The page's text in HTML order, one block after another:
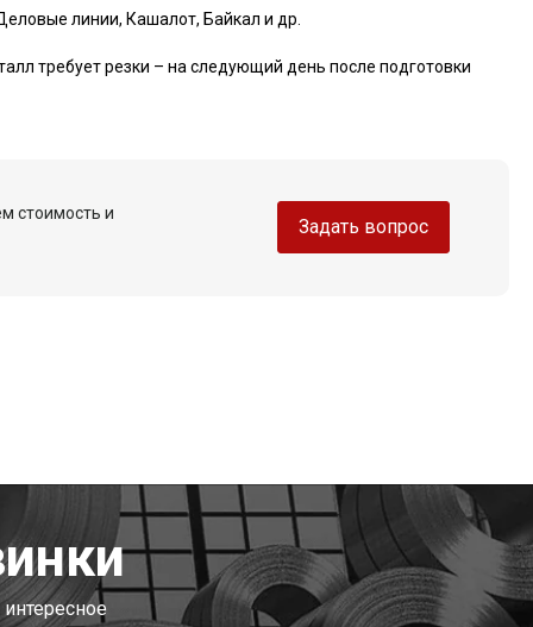
линии, Кашалот, Байкал и др.
требует резки – на следующий день после подготовки
стоимость и
Задать вопрос